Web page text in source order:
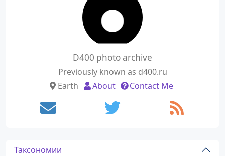
D400 photo archive
Previously known as d400.ru
Earth
About Contact Me
Таксономии